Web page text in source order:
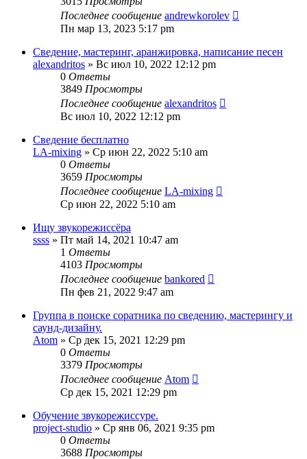
Последнее сообщение andrewkorolev
Пн мар 13, 2023 5:17 pm
Сведение, мастеринг, аранжировка, написание песен
alexandritos » Вс июл 10, 2022 12:12 pm
0 Ответы
3849 Просмотры
Последнее сообщение alexandritos
Вс июл 10, 2022 12:12 pm
Сведение бесплатно
LA-mixing » Ср июн 22, 2022 5:10 am
0 Ответы
3659 Просмотры
Последнее сообщение LA-mixing
Ср июн 22, 2022 5:10 am
Ищу звукорежиссёра
ssss » Пт май 14, 2021 10:47 am
1 Ответы
4103 Просмотры
Последнее сообщение bankored
Пн фев 21, 2022 9:47 am
Группа в поиске соратника по сведению, мастерингу и
саунд-дизайну.
Atom » Ср дек 15, 2021 12:29 pm
0 Ответы
3379 Просмотры
Последнее сообщение Atom
Ср дек 15, 2021 12:29 pm
Обучение звукорежиссуре.
project-studio » Ср янв 06, 2021 9:35 pm
0 Ответы
3688 Просмотры